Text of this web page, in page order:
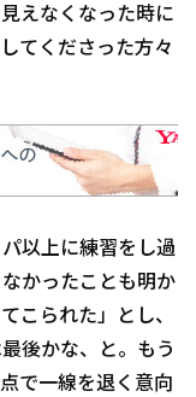
えなくなった時に
てくださった方々
以上に練習をし過
かったことも明か
こられた」とし、
後かな、と。もう
で一線を退く意向